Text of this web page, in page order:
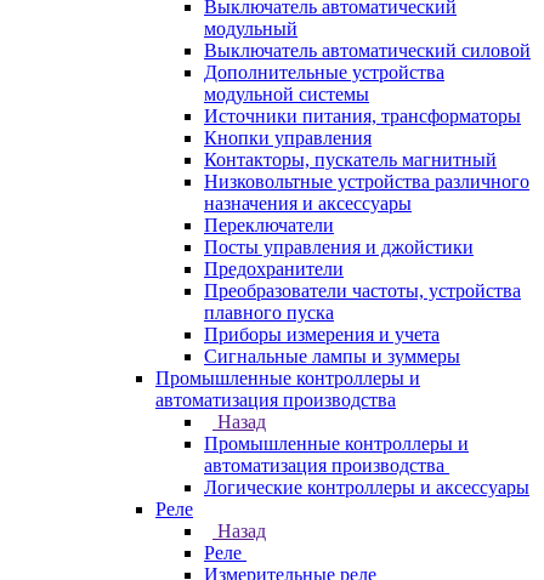
Выключатель автоматический
модульный
Выключатель автоматический силовой
Дополнительные устройства
модульной системы
Источники питания, трансформаторы
Кнопки управления
Контакторы, пускатель магнитный
Низковольтные устройства различного
назначения и аксессуары
Переключатели
Посты управления и джойстики
Предохранители
Преобразователи частоты, устройства
плавного пуска
Приборы измерения и учета
Сигнальные лампы и зуммеры
Промышленные контроллеры и
автоматизация производства
Назад
Промышленные контроллеры и
автоматизация производства
Логические контроллеры и аксессуары
Реле
Назад
Реле
Измерительные реле